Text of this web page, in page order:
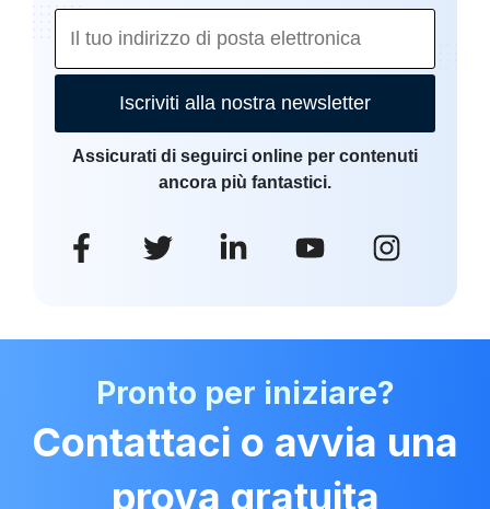
Iscriviti alla nostra newsletter
Assicurati di seguirci online per contenuti
ancora più fantastici.
Pronto per iniziare?
Contattaci o avvia una
prova gratuita